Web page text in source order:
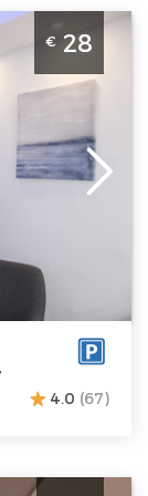
24
€ 28
4.0 (67)
Studio